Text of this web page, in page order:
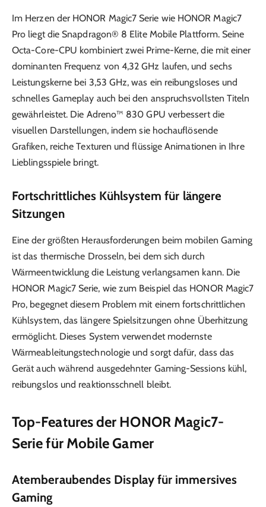
Im Herzen der HONOR Magic7 Serie wie HONOR Magic7
Pro liegt die Snapdragon® 8 Elite Mobile Plattform. Seine
Octa-Core-CPU kombiniert zwei Prime-Kerne, die mit einer
dominanten Frequenz von 4,32 GHz laufen, und sechs
Leistungskerne bei 3,53 GHz, was ein reibungsloses und
schnelles Gameplay auch bei den anspruchsvollsten Titeln
gewährleistet. Die Adreno™ 830 GPU verbessert die
visuellen Darstellungen, indem sie hochauflösende
Grafiken, reiche Texturen und flüssige Animationen in Ihre
Lieblingsspiele bringt.
Fortschrittliches Kühlsystem für längere
Sitzungen
Eine der größten Herausforderungen beim mobilen Gaming
ist das thermische Drosseln, bei dem sich durch
Wärmeentwicklung die Leistung verlangsamen kann. Die
HONOR Magic7 Serie, wie zum Beispiel das HONOR Magic7
Pro, begegnet diesem Problem mit einem fortschrittlichen
Kühlsystem, das längere Spielsitzungen ohne Überhitzung
ermöglicht. Dieses System verwendet modernste
Wärmeableitungstechnologie und sorgt dafür, dass das
Gerät auch während ausgedehnter Gaming-Sessions kühl,
reibungslos und reaktionsschnell bleibt.
Top-Features der HONOR Magic7-
Serie für Mobile Gamer
Atemberaubendes Display für immersives
Gaming